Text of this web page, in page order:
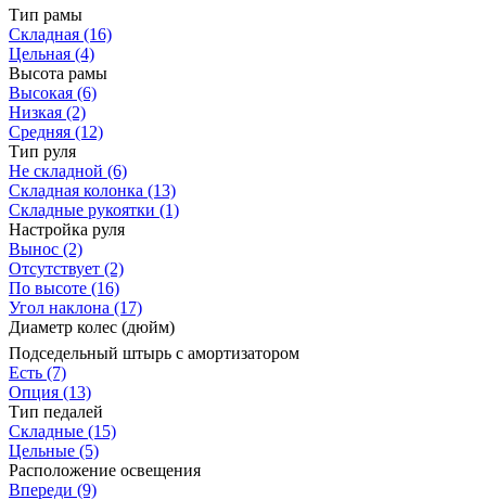
Тип рамы
Складная (16)
Цельная (4)
Высота рамы
Высокая (6)
Низкая (2)
Средняя (12)
Тип руля
Не складной (6)
Складная колонка (13)
Складные рукоятки (1)
Настройка руля
Вынос (2)
Отсутствует (2)
По высоте (16)
Угол наклона (17)
Диаметр колес (дюйм)
Подседельный штырь с амортизатором
Есть (7)
Опция (13)
Тип педалей
Складные (15)
Цельные (5)
Расположение освещения
Впереди (9)